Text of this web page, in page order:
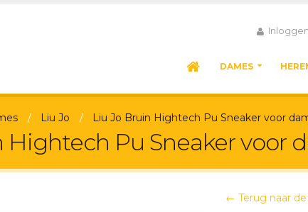
DAMES
Liu Jo Liu Jo Bruin Hightech Pu Sneaker voor
Hightech Pu Sneaker voor
← Terug naar